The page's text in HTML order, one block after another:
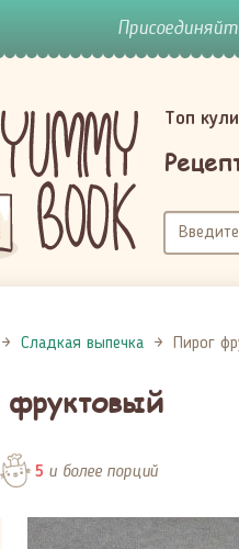
Топ
Сладкая выпечка Пирог
5 и более порций